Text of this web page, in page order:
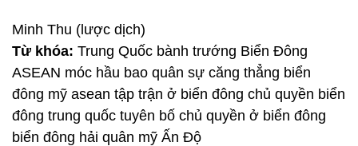
Minh Thu (lược dịch)
Từ khóa: Trung Quốc bành trướng Biển Đông
ASEAN móc hầu bao quân sự căng thẳng biển
đông mỹ asean tập trận ở biển đông chủ quyền biển
đông trung quốc tuyên bố chủ quyền ở biển đông
biển đông hải quân mỹ Ấn Độ